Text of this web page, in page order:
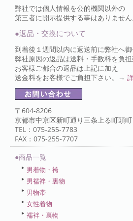
弊社では個人情報を公的機関以外の
第三者に開示提供する事はありませ
●返品・交換について
到着後１週間以内に返送前に弊社へ御
弊社原因の返品は送料・手数料を負担
お客様ご都合の返品は上記に加え
送金料をお客様でご負担下さい。→
〒604-8206
京都市中京区新町通り三条上る町頭
TEL：075-255-7783
FAX：075-255-7707
●商品一覧
男着物・袴
男襦袢・裏物
男物帯
女性着物
襦袢・裏物